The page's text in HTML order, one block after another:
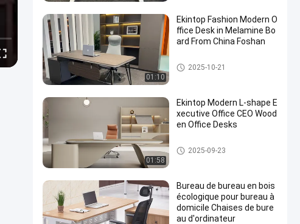
01:10
Ekintop Fashion Modern O
ffice Desk in Melamine Bo
ard From China Foshan
bureau commercial
2025-10-21
01:58
Ekintop Modern L-shape E
xecutive Office CEO Wood
en Office Desks
bureau commercial
2025-09-23
Bureau de bureau en bois
écologique pour bureau à
domicile Chaises de bure
au d'ordinateur